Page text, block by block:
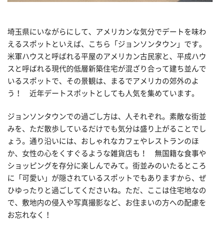
埼玉県にいながらにして、アメリカンな気分でデートを味わ
えるスポットといえば、こちら「ジョンソンタウン」です。
米軍ハウスと呼ばれる平屋のアメリカン古民家と、平成ハウ
スと呼ばれる現代的低層新築住宅が混ざり合って建ち並んで
いるスポットで、その景観は、まるでアメリカの郊外のよ
う！ 近年デートスポットとしても人気を集めています。
ジョンソンタウンでの過ごし方は、人それぞれ。素敵な街並
みを、ただ散歩しているだけでも気分は盛り上がることでし
ょう。通り沿いには、おしゃれなカフェやレストランのほ
か、女性の心をくすぐるような雑貨店も！ 無国籍な食事や
ショッピングを存分に楽しんでみて。街並みのいたるところ
に「可愛い」が隠されているスポットでもありますから、ぜ
ひゆったりと過ごしてくださいね。ただ、ここは住宅地なの
で、敷地内の侵入や写真撮影など、お住まいの方への配慮を
お忘れなく！